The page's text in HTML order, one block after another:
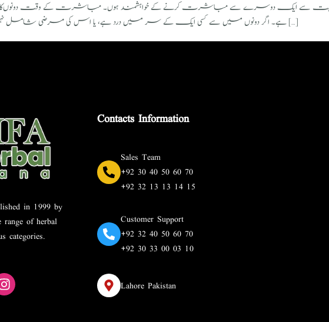
رغبت سے ایک دوسرے سے مباشرت کرنے کے خواہشمند ہوں۔ مباشرت کے وقت دونوں‌کا
ہے۔ اگر دونوں‌ میں سے کسی ایک کے سر میں‌ درد ہے، یا اس کی مرضی شامل نہیں ہے تو دونوں مباشرت سے […]
in 1999 by
range of herbal
categories.
Contacts Information
Sales Team
+92 30 40 50 60 70
+92 32 13 13 14 15
Customer Support
+92 32 40 50 60 70
+92 30 33 00 03 10
Lahore Pakistan